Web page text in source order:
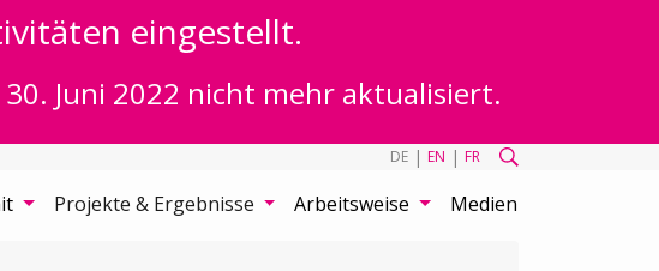
eingestellt.
Juni 2022 nicht mehr aktualisiert.
DE | EN | FR
Projekte & Ergebnisse Arbeitsweise Medien